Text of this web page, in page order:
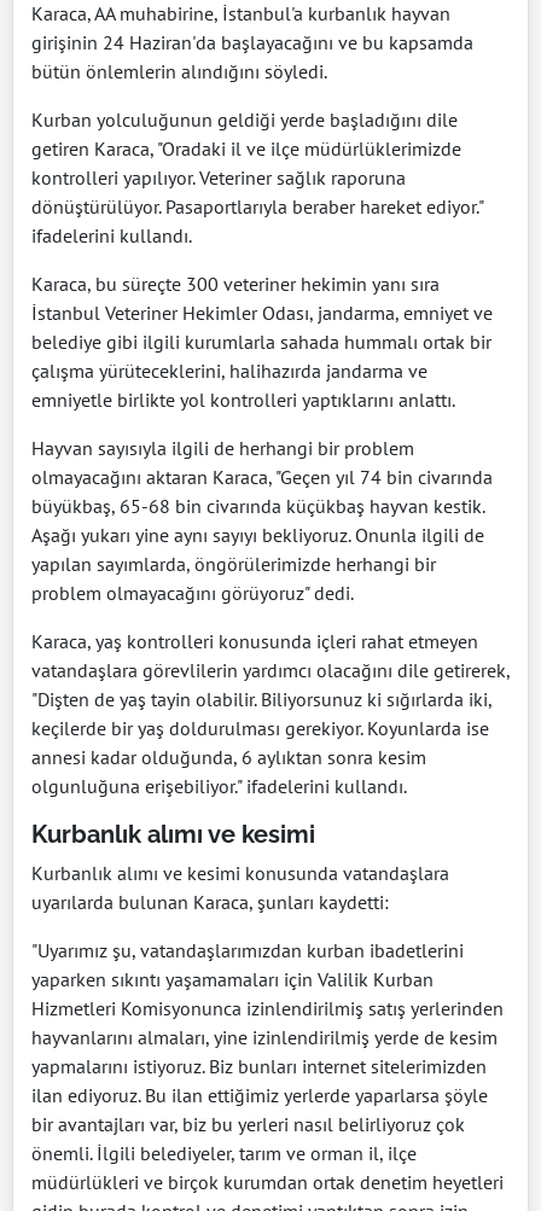
Karaca, AA muhabirine, İstanbul'a kurbanlık hayvan
girişinin 24 Haziran'da başlayacağını ve bu kapsamda
bütün önlemlerin alındığını söyledi.
Kurban yolculuğunun geldiği yerde başladığını dile
getiren Karaca, "Oradaki il ve ilçe müdürlüklerimizde
kontrolleri yapılıyor. Veteriner sağlık raporuna
dönüştürülüyor. Pasaportlarıyla beraber hareket ediyor."
ifadelerini kullandı.
Karaca, bu süreçte 300 veteriner hekimin yanı sıra
İstanbul Veteriner Hekimler Odası, jandarma, emniyet ve
belediye gibi ilgili kurumlarla sahada hummalı ortak bir
çalışma yürüteceklerini, halihazırda jandarma ve
emniyetle birlikte yol kontrolleri yaptıklarını anlattı.
Hayvan sayısıyla ilgili de herhangi bir problem
olmayacağını aktaran Karaca, "Geçen yıl 74 bin civarında
büyükbaş, 65-68 bin civarında küçükbaş hayvan kestik.
Aşağı yukarı yine aynı sayıyı bekliyoruz. Onunla ilgili de
yapılan sayımlarda, öngörülerimizde herhangi bir
problem olmayacağını görüyoruz" dedi.
Karaca, yaş kontrolleri konusunda içleri rahat etmeyen
vatandaşlara görevlilerin yardımcı olacağını dile getirerek,
"Dişten de yaş tayin olabilir. Biliyorsunuz ki sığırlarda iki,
keçilerde bir yaş doldurulması gerekiyor. Koyunlarda ise
annesi kadar olduğunda, 6 aylıktan sonra kesim
olgunluğuna erişebiliyor." ifadelerini kullandı.
Kurbanlık alımı ve kesimi
Kurbanlık alımı ve kesimi konusunda vatandaşlara
uyarılarda bulunan Karaca, şunları kaydetti:
"Uyarımız şu, vatandaşlarımızdan kurban ibadetlerini
yaparken sıkıntı yaşamamaları için Valilik Kurban
Hizmetleri Komisyonunca izinlendirilmiş satış yerlerinden
hayvanlarını almaları, yine izinlendirilmiş yerde de kesim
yapmalarını istiyoruz. Biz bunları internet sitelerimizden
ilan ediyoruz. Bu ilan ettiğimiz yerlerde yaparlarsa şöyle
bir avantajları var, biz bu yerleri nasıl belirliyoruz çok
önemli. İlgili belediyeler, tarım ve orman il, ilçe
müdürlükleri ve birçok kurumdan ortak denetim heyetleri